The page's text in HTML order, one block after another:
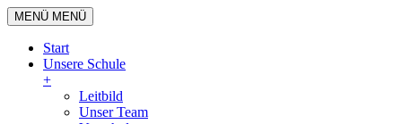
MENÜ MENÜ
Start
Unsere Schule
+
Leitbild
Unser Team